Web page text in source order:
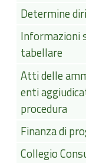
Determine
Informazioni
tabellare
Atti delle
enti
procedura
Finanza di
Collegio